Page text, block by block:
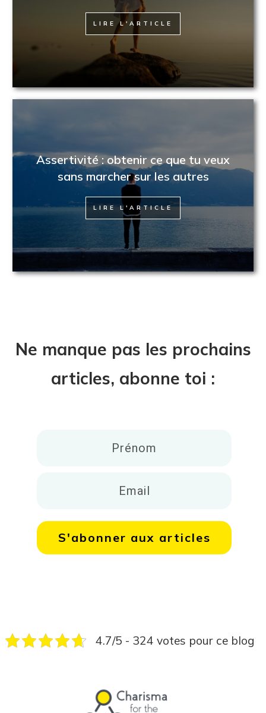
LIRE L'ARTICLE
Assertivité : obtenir ce que tu veux
sans marcher sur les autres
LIRE L'ARTICLE
Ne manque pas les prochains
articles, abonne toi :
S'abonner aux articles
4.7/5 - 324 votes pour ce blog